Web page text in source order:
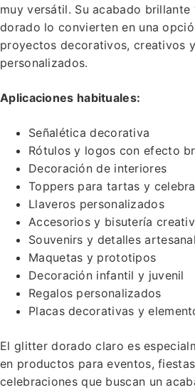
muy versátil. Su acabado brillante
dorado lo convierten en una
proyectos decorativos, creativos y
personalizados.
Aplicaciones habituales:
Señalética decorativa
Rótulos y logos con efecto
Decoración de interiores
Toppers para tartas y
Llaveros personalizados
Accesorios y bisutería
Souvenirs y detalles
Maquetas y prototipos
Decoración infantil y juvenil
Regalos personalizados
Placas decorativas y
El glitter dorado claro es
en productos para eventos,
celebraciones que buscan un